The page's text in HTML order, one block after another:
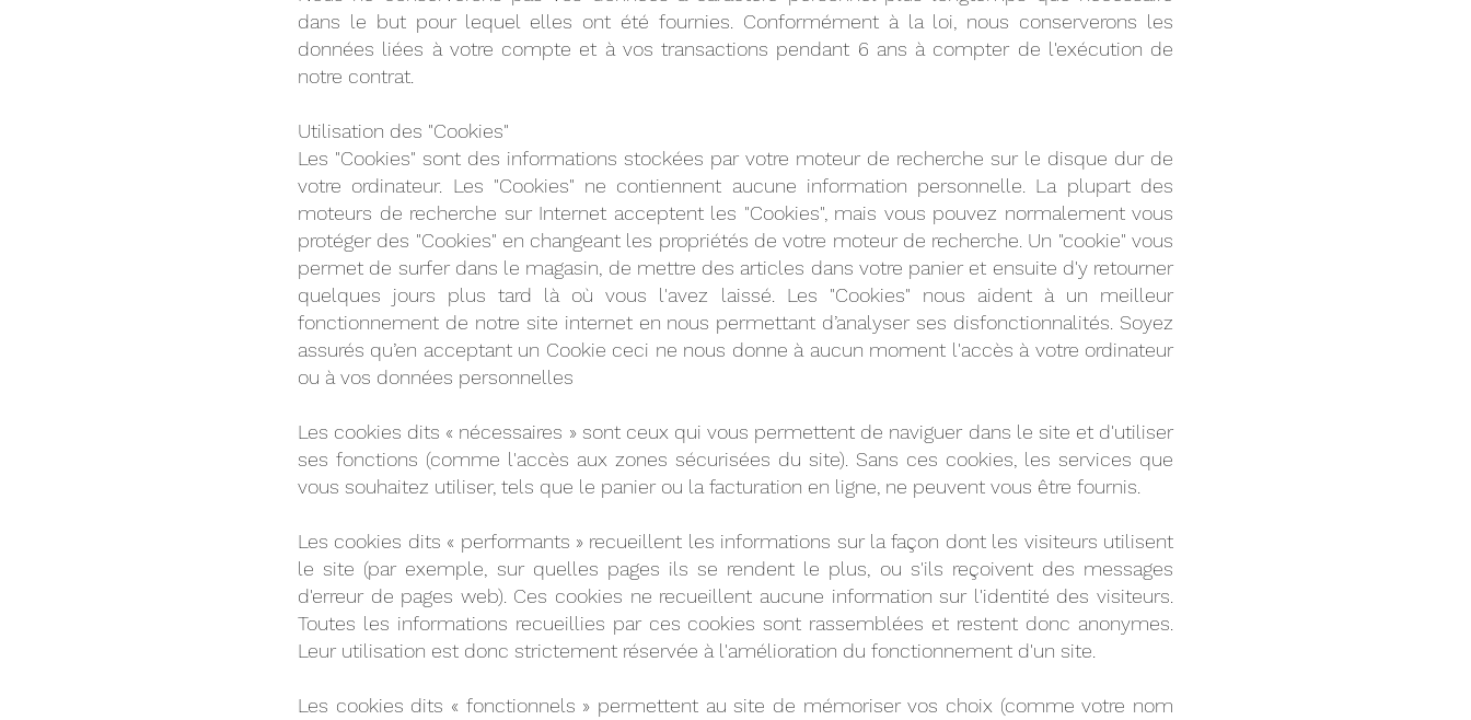
dans le but pour lequel elles ont été fournies. Conformément à la loi, nous conserverons les
données liées à votre compte et à vos transactions pendant 6 ans à compter de l'exécution de
notre contrat.
Utilisation des "Cookies"
Les "Cookies" sont des informations stockées par votre moteur de recherche sur le disque dur de
votre ordinateur. Les "Cookies" ne contiennent aucune information personnelle. La plupart des
moteurs de recherche sur Internet acceptent les "Cookies", mais vous pouvez normalement vous
protéger des "Cookies" en changeant les propriétés de votre moteur de recherche. Un "cookie" vous
permet de surfer dans le magasin, de mettre des articles dans votre panier et ensuite d'y retourner
quelques jours plus tard là où vous l'avez laissé. Les "Cookies" nous aident à un meilleur
fonctionnement de notre site internet en nous permettant d’analyser ses disfonctionnalités. Soyez
assurés qu’en acceptant un Cookie ceci ne nous donne à aucun moment l'accès à votre ordinateur
ou à vos données personnelles
Les cookies dits « nécessaires » sont ceux qui vous permettent de naviguer dans le site et d'utiliser
ses fonctions (comme l'accès aux zones sécurisées du site). Sans ces cookies, les services que
vous souhaitez utiliser, tels que le panier ou la facturation en ligne, ne peuvent vous être fournis.
Les cookies dits « performants » recueillent les informations sur la façon dont les visiteurs utilisent
le site (par exemple, sur quelles pages ils se rendent le plus, ou s'ils reçoivent des messages
d'erreur de pages web). Ces cookies ne recueillent aucune information sur l'identité des visiteurs.
Toutes les informations recueillies par ces cookies sont rassemblées et restent donc anonymes.
Leur utilisation est donc strictement réservée à l'amélioration du fonctionnement d'un site.
Les cookies dits « fonctionnels » permettent au site de mémoriser vos choix (comme votre nom